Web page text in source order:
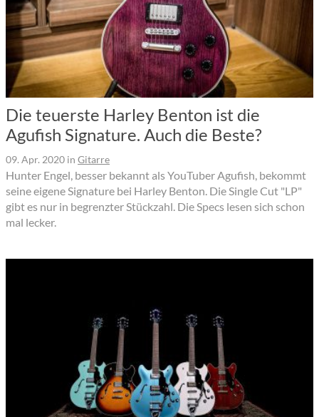
Die teuerste Harley Benton ist die
Agufish Signature. Auch die Beste?
09. Apr. 2020 in Gitarre
Hunter Engel, besser bekannt als YouTuber Agufish, bekommt
seine eigene Signature bei Harley Benton. Die Single Cut "LP"
gibt es nur in begrenzter Stückzahl. Die Specs lesen sich schon
mal lecker.